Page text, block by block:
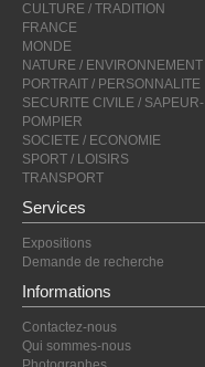
CULTURE / TRADITION
FRANCE
MONDE
NATURE / ENVIRONNEMENT
PORTRAIT / PERSONNALITE
SECURITE CIVILE / SAPEUR-
POMPIER
SOCIETE / ECONOMIE
SPORT / LOISIRS
TRANSPORT
Services
Expositions
Demande de recherche
Informations
Contactez-nous
Qui sommes-nous